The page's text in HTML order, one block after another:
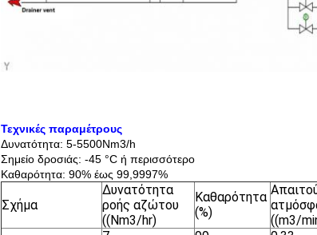
Τεχνικές παραμέτρους
Δυνατότητα: 5-5500Nm3/h
Σημείο δροσιάς: -45 °C ή περισσότερο
Καθαρότητα: 90% έως 99,9997%
Σχήμα
Δυνατότητα
ροής αζώτου
((Nm3/hr)
Καθαρότητα
(%)
((m3/